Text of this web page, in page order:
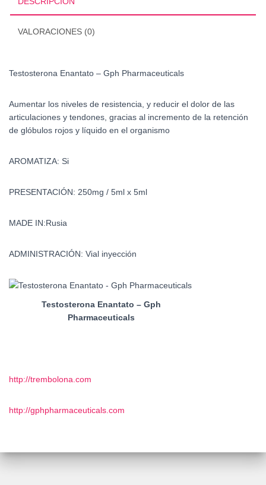
VALORACIONES (0)
Testosterona Enantato – Gph Pharmaceuticals
Aumentar los niveles de resistencia, y reducir el dolor de las
articulaciones y tendones, gracias al incremento de la retención
de glóbulos rojos y líquido en el organismo
AROMATIZA: Si
PRESENTACIÓN: 250mg / 5ml x 5ml
MADE IN:Rusia
ADMINISTRACIÓN: Vial inyección
Testosterona Enantato – Gph
Pharmaceuticals
http://trembolona.com
http://gphpharmaceuticals.com